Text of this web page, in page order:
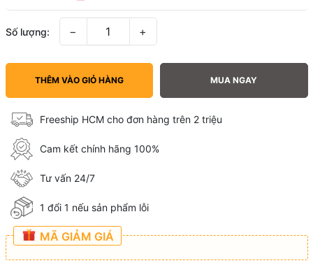
Số lượng: − +
THÊM VÀO GIỎ HÀNG MUA NGAY
Freeship HCM cho đơn hàng trên 2 triệu
Cam kết chính hãng 100%
Tư vấn 24/7
1 đổi 1 nếu sản phẩm lỗi
MÃ GIẢM GIÁ